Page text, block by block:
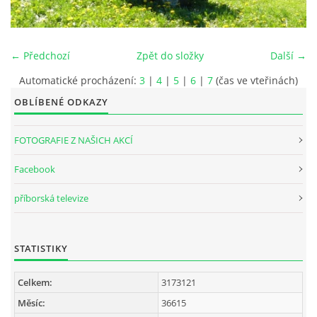
INTERNÍ SEKCE
← Předchozí Další →
Zpět do složky
Automatické procházení: 3 | 4 | 5 | 6 | 7 (čas ve vteřinách)
OBLÍBENÉ ODKAZY
FOTOGRAFIE Z NAŠICH AKCÍ
Facebook
příborská televize
STATISTIKY
Celkem:
3173121
Měsíc:
36615